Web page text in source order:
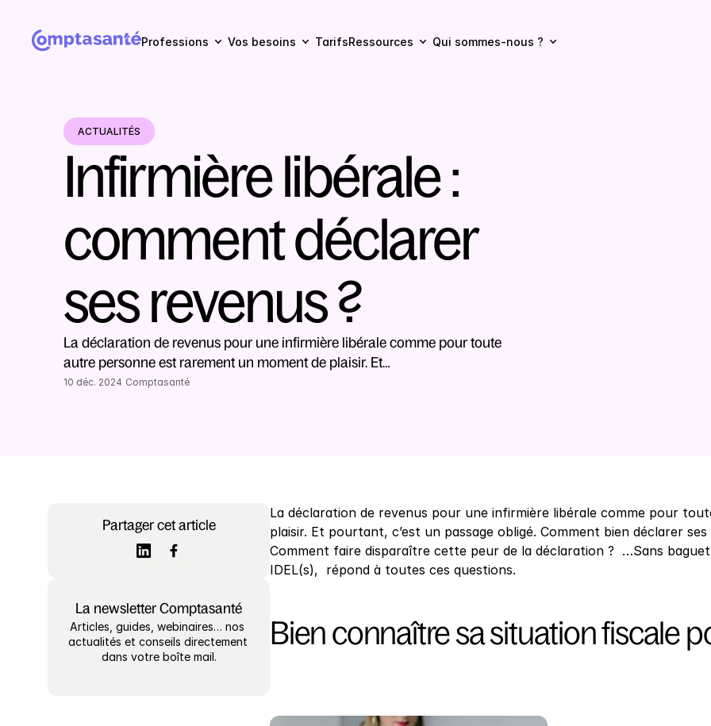
Professions Vos besoins TarifsRessources Qui sommes-nous ?
ACTUALITÉS
Infirmière libérale :
comment déclarer
ses revenus ?
La déclaration de revenus pour une infirmière libérale comme pour toute
autre personne est rarement un moment de plaisir. Et…
10 déc. 2024 Comptasanté
Partager cet article
La newsletter Comptasanté
Articles, guides, webinaires… nos
actualités et conseils directement
dans votre boîte mail.
La déclaration de revenus pour une infirmière libérale comme pour
plaisir. Et pourtant, c’est un passage obligé. Comment bien déclarer
Comment faire disparaître cette peur de la déclaration ?  …Sans
IDEL(s),  répond à toutes ces questions.
Bien connaître sa situation fiscale